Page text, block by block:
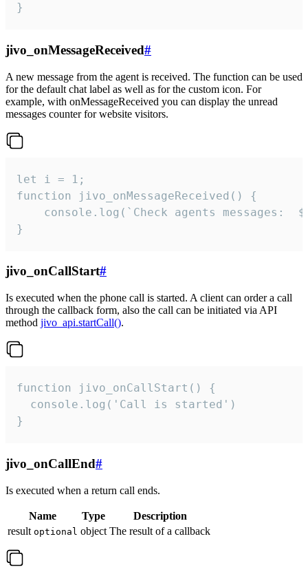
}
jivo_onMessageReceived#
A new message from the agent is received. The function can be used
for the default chat label as well as for the custom icon. For
example, with onMessageReceived you can display the unread
messages counter for website visitors.
let i = 1;
function jivo_onMessageReceived() {
}
jivo_onCallStart#
Is executed when the phone call is started. A client can order a call
through the callback form, also the call can be initiated via API
method jivo_api.startCall().
function jivo_onCallStart() {
  console.log('Call is started')
}
jivo_onCallEnd#
Is executed when a return call ends.
Name Type
Description
result optional object The result of a callback